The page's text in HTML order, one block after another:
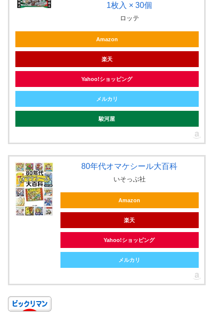
1枚入 × 30個
ロッテ
Amazon
楽天
Yahoo!ショッピング
メルカリ
駿河屋
80年代オマケシール大百科
いそっぷ社
Amazon
楽天
Yahoo!ショッピング
メルカリ